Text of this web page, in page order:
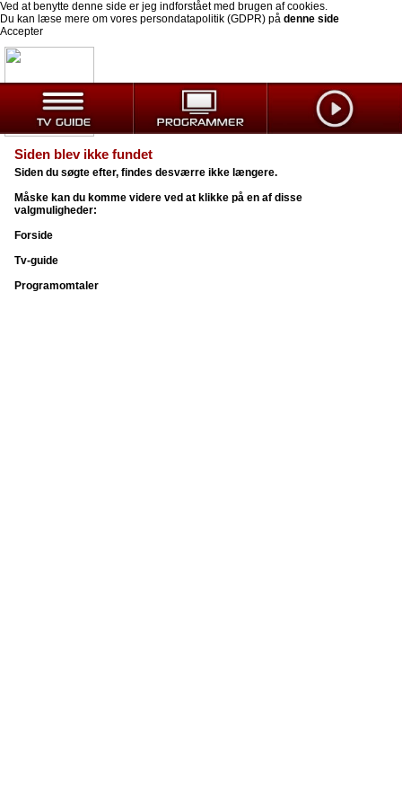
Ved at benytte denne side er jeg indforstået med brugen af cookies.
Du kan læse mere om vores persondatapolitik (GDPR) på denne side
Accepter
Siden blev ikke fundet
Siden du søgte efter, findes desværre ikke længere.
Måske kan du komme videre ved at klikke på en af disse
valgmuligheder:
Forside
Tv-guide
Programomtaler